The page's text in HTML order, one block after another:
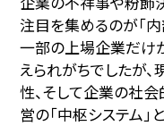
注目を集めるのが「
一部の上場企業だけ
えられがちでしたが
性、そして企業の社
営の「中枢システム」